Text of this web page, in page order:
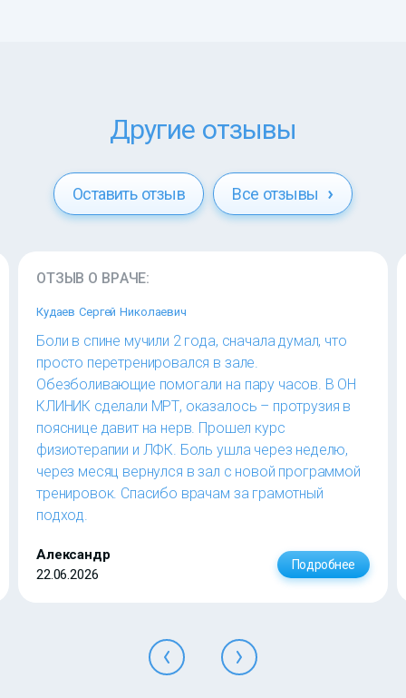
Другие отзывы
Оставить отзыв Все отзывы
ОТЗЫВ О ВРАЧЕ:
Кудаев Сергей Николаевич
Боли в спине мучили 2 года, сначала думал, что
просто перетренировался в зале.
Обезболивающие помогали на пару часов. В ОН
КЛИНИК сделали МРТ, оказалось – протрузия в
пояснице давит на нерв. Прошел курс
физиотерапии и ЛФК. Боль ушла через неделю,
через месяц вернулся в зал с новой программой
тренировок. Спасибо врачам за грамотный
подход.
Александр
22.06.2026
Подробнее